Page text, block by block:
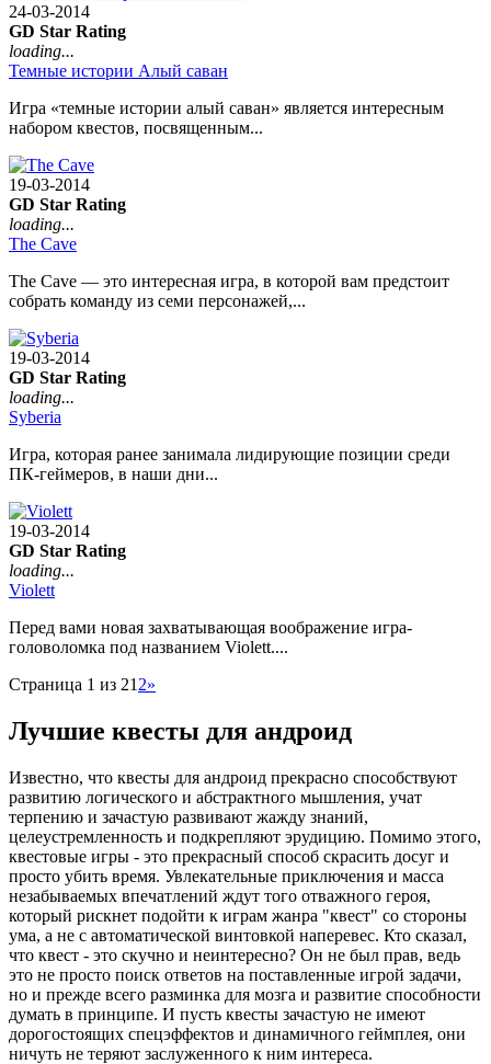
24-03-2014
GD Star Rating
loading...
Темные истории Алый саван
Игра «темные истории алый саван» является интересным
набором квестов, посвященным...
19-03-2014
GD Star Rating
loading...
The Cave
The Cave — это интересная игра, в которой вам предстоит
собрать команду из семи персонажей,...
19-03-2014
GD Star Rating
loading...
Syberia
Игра, которая ранее занимала лидирующие позиции среди
ПК-геймеров, в наши дни...
19-03-2014
GD Star Rating
loading...
Violett
Перед вами новая захватывающая воображение игра-
головоломка под названием Violett....
Страница 1 из 21 2»
Лучшие квесты для андроид
Известно, что квесты для андроид прекрасно способствуют
развитию логического и абстрактного мышления, учат
терпению и зачастую развивают жажду знаний,
целеустремленность и подкрепляют эрудицию. Помимо этого,
квестовые игры - это прекрасный способ скрасить досуг и
просто убить время. Увлекательные приключения и масса
незабываемых впечатлений ждут того отважного героя,
который рискнет подойти к играм жанра "квест" со стороны
ума, а не с автоматической винтовкой наперевес. Кто сказал,
что квест - это скучно и неинтересно? Он не был прав, ведь
это не просто поиск ответов на поставленные игрой задачи,
но и прежде всего разминка для мозга и развитие способности
думать в принципе. И пусть квесты зачастую не имеют
дорогостоящих спецэффектов и динамичного геймплея, они
ничуть не теряют заслуженного к ним интереса.